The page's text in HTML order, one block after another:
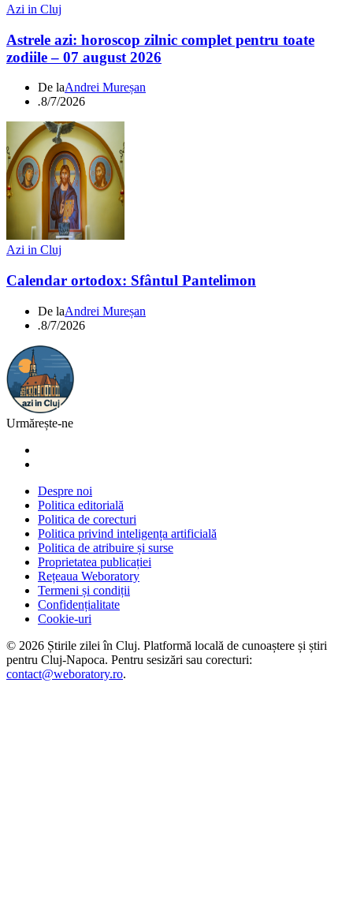
Azi in Cluj
Astrele azi: horoscop zilnic complet pentru toate
zodiile – 07 august 2026
De laAndrei Mureșan
.8/7/2026
Azi in Cluj
Calendar ortodox: Sfântul Pantelimon
De laAndrei Mureșan
.8/7/2026
Urmărește-ne
Despre noi
Politica editorială
Politica de corecturi
Politica privind inteligența artificială
Politica de atribuire și surse
Proprietatea publicației
Rețeaua Weboratory
Termeni și condiții
Confidențialitate
Cookie-uri
© 2026 Știrile zilei în Cluj. Platformă locală de cunoaștere și știri
pentru Cluj-Napoca. Pentru sesizări sau corecturi:
contact@weboratory.ro.